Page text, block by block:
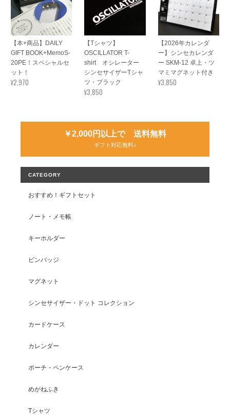
【本+商品】DAILY
GIFT BOOK+MemoS-
20PE！スペシャルセ
ット！
¥2,970
【Tシャツ】
OSCILLATOR T-
shirt オシレーター
シンセサイザーTシャ
ツ・ブラック
¥3,850
【2026年カレンダ
ー】シンセカレンダ
ー SKM-12 卓上・ツ
マミマグネット付き
¥3,850
￥2,000円以上で 送料無料
ギフト対応無料♪
CATEGORY
おすすめ！ギフトセット
ノート・メモ帳
キーホルダー
ピンバッジ
マグネット
シンセサイザー・ドット コレクション
カードケース
カレンダー
ポーチ・ペンケース
めがねふき
Tシャツ